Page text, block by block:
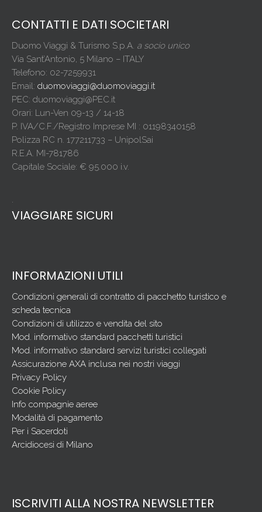
CONTATTI E DATI SOCIETARI
Duomo Viaggi & Turismo S.p.A. a socio unico
Via Sant’Antonio, 5 Milano – ITALY
Telefono: 02-7259931
Email: duomoviaggi@duomoviaggi.it
PEC: duomoviaggi@PEC.it
Orari: Lun-Ven 09-13 / 14-18
P. IVA/C.F./Registro Imprese MI : 01198340158
Polizza RC n. 177211733 – UnipolSai
R.E.A. MI-781786
Capitale Sociale: € 95.000 i.v.
.
VIAGGIARE SICURI
INFORMAZIONI UTILI
Condizioni generali di contratto di pacchetto turistico e
scheda tecnica
Condizioni di utilizzo e vendita del sito
Mod. informativo standard pacchetti turistici
Mod. informativo standard servizi turistici collegati
Assicurazione AXA inclusa nei nostri viaggi
Privacy Policy
Cookie Policy
Info compagnie aeree
Modalità di pagamento
Per i Sacerdoti
Arcidiocesi di Milano
ISCRIVITI ALLA NOSTRA NEWSLETTER